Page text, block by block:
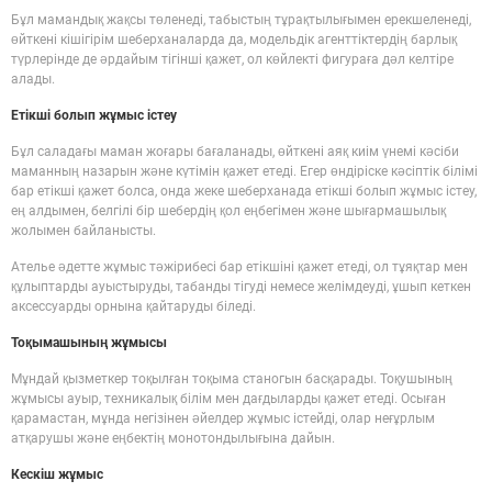
Бұл мамандық жақсы төленеді, табыстың тұрақтылығымен ерекшеленеді,
өйткені кішігірім шеберханаларда да, модельдік агенттіктердің барлық
түрлерінде де әрдайым тігінші қажет, ол көйлекті фигураға дәл келтіре
алады.
Етікші болып жұмыс істеу
Бұл саладағы маман жоғары бағаланады, өйткені аяқ киім үнемі кәсіби
маманның назарын және күтімін қажет етеді. Егер өндіріске кәсіптік білімі
бар етікші қажет болса, онда жеке шеберханада етікші болып жұмыс істеу,
ең алдымен, белгілі бір шебердің қол еңбегімен және шығармашылық
жолымен байланысты.
Ателье әдетте жұмыс тәжірибесі бар етікшіні қажет етеді, ол тұяқтар мен
құлыптарды ауыстыруды, табанды тігуді немесе желімдеуді, ұшып кеткен
аксессуарды орнына қайтаруды біледі.
Тоқымашының жұмысы
Мұндай қызметкер тоқылған тоқыма станогын басқарады. Тоқушының
жұмысы ауыр, техникалық білім мен дағдыларды қажет етеді. Осыған
қарамастан, мұнда негізінен әйелдер жұмыс істейді, олар неғұрлым
атқарушы және еңбектің монотондылығына дайын.
Кескіш жұмыс